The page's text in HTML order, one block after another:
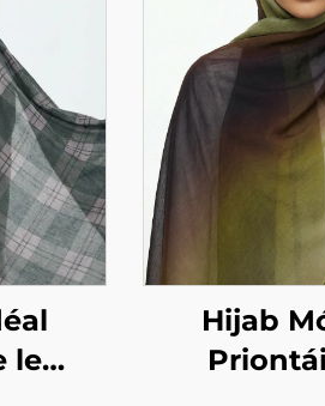
le
Hijab